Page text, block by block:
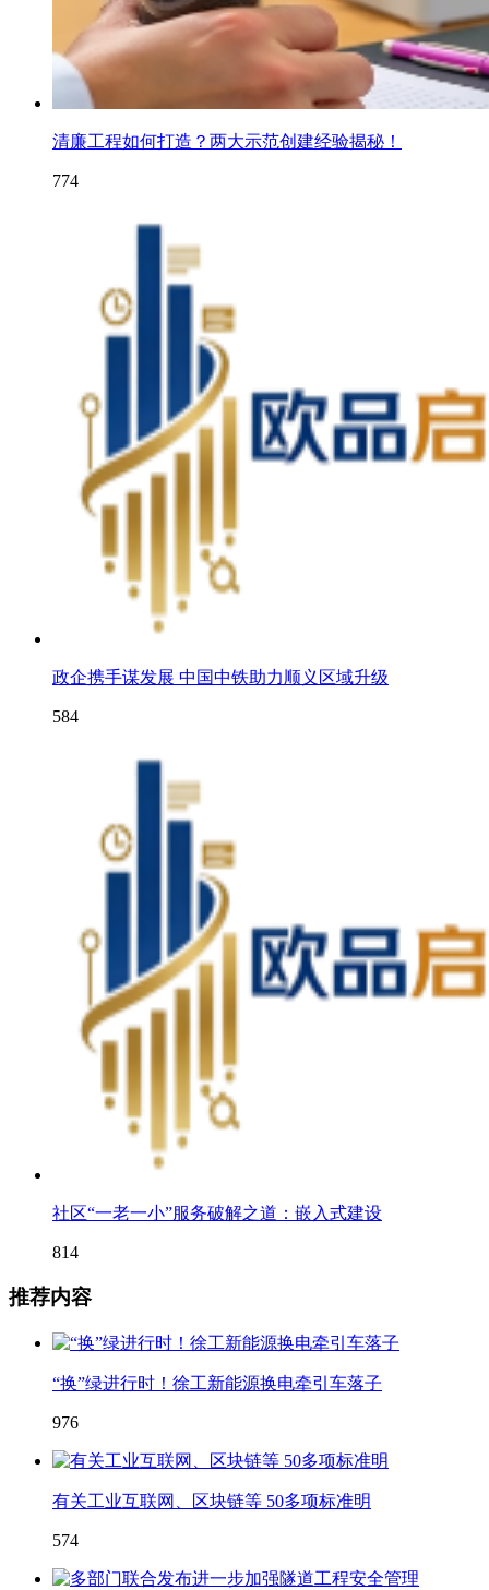
清廉工程如何打造？两大示范创建经验揭秘！
774
政企携手谋发展 中国中铁助力顺义区域升级
584
社区“一老一小”服务破解之道：嵌入式建设
814
推荐内容
“换”绿进行时！徐工新能源换电牵引车落子
976
有关工业互联网、区块链等 50多项标准明
574